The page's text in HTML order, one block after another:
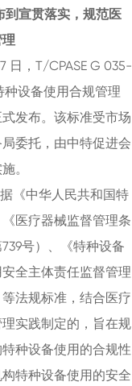
到宣贯落实，规范医
日，T/CPASE G 035-
设备使用合规管理
发布。该标准受市场
委托，由中特促进会
。
《中华人民共和国特
医疗器械监督管理条
号）、《特种设备
全主体责任监督管理
法规标准，结合医疗
实践制定的，旨在规
种设备使用的合规性
特种设备使用的安全